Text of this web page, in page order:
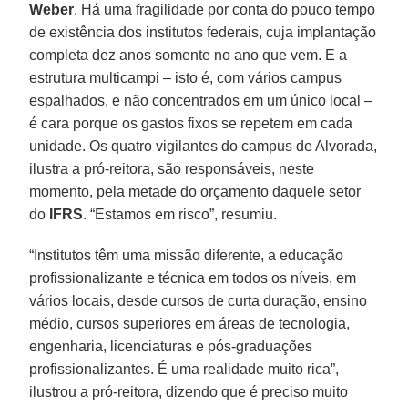
Weber. Há uma fragilidade por conta do pouco tempo
de existência dos institutos federais, cuja implantação
completa dez anos somente no ano que vem. E a
estrutura multicampi – isto é, com vários campus
espalhados, e não concentrados em um único local –
é cara porque os gastos fixos se repetem em cada
unidade. Os quatro vigilantes do campus de Alvorada,
ilustra a pró-reitora, são responsáveis, neste
momento, pela metade do orçamento daquele setor
do
IFRS. “Estamos em risco”, resumiu.
“Institutos têm uma missão diferente, a educação
profissionalizante e técnica em todos os níveis, em
vários locais, desde cursos de curta duração, ensino
médio, cursos superiores em áreas de tecnologia,
engenharia, licenciaturas e pós-graduações
profissionalizantes. É uma realidade muito rica”,
ilustrou a pró-reitora, dizendo que é preciso muito